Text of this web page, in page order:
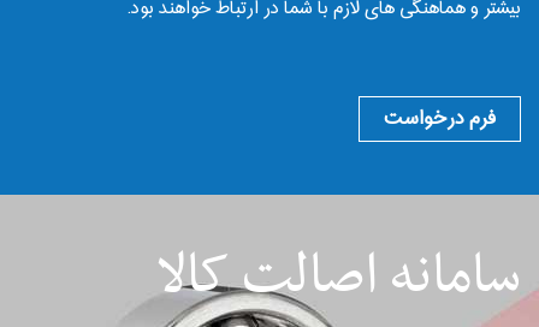
بیشتر و هماهنگی های لازم با شما در ارتباط خواهند بود.
فرم درخواست
سامانه اصالت کالا